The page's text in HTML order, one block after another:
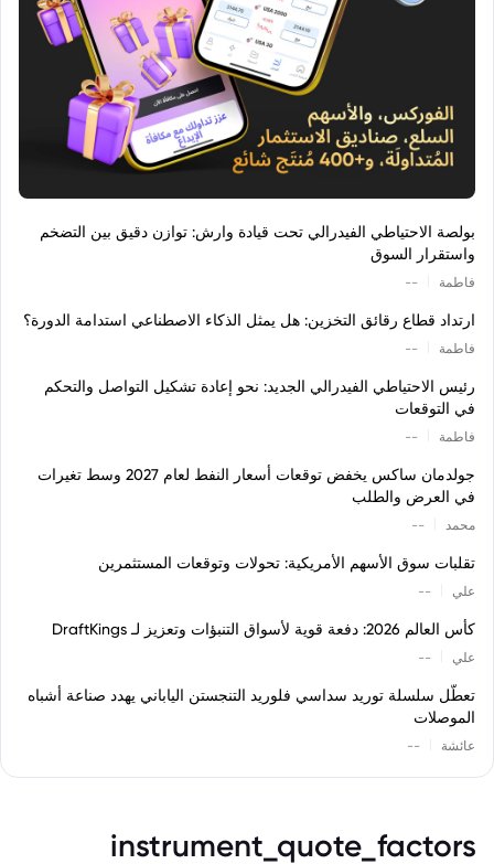
بولصة الاحتياطي الفيدرالي تحت قيادة وارش: توازن دقيق بين التضخم
واستقرار السوق
فاطمة --
ارتداد قطاع رقائق التخزين: هل يمثل الذكاء الاصطناعي استدامة الدورة؟
فاطمة --
رئيس الاحتياطي الفيدرالي الجديد: نحو إعادة تشكيل التواصل والتحكم
في التوقعات
فاطمة --
جولدمان ساكس يخفض توقعات أسعار النفط لعام 2027 وسط تغيرات
في العرض والطلب
محمد --
تقلبات سوق الأسهم الأمريكية: تحولات وتوقعات المستثمرين
علي --
كأس العالم 2026: دفعة قوية لأسواق التنبؤات وتعزيز لـ DraftKings
علي --
تعطّل سلسلة توريد سداسي فلوريد التنجستن الياباني يهدد صناعة أشباه
الموصلات
عائشة --
instrument_quote_factors